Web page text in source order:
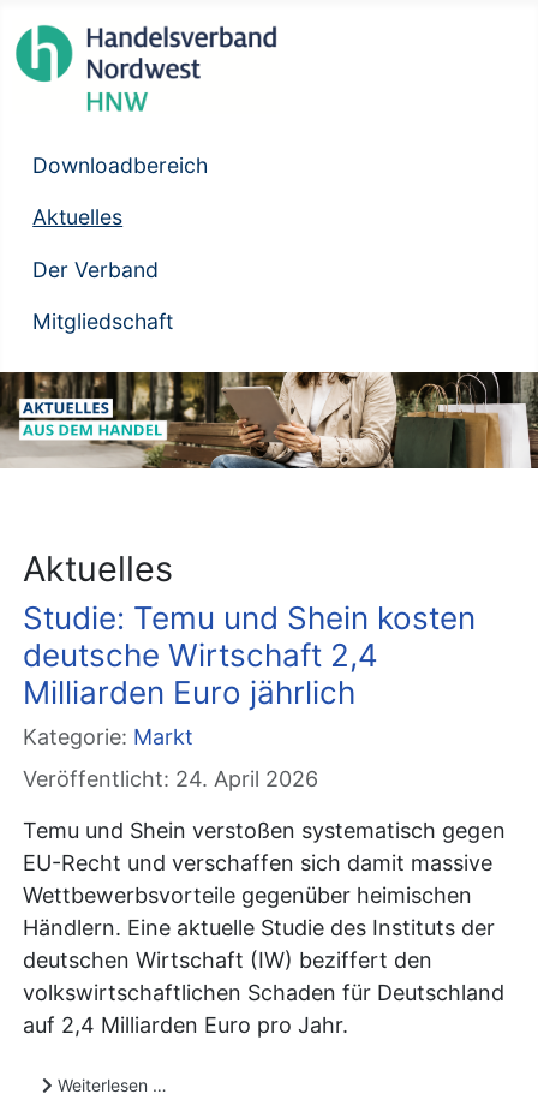
Downloadbereich
Aktuelles
Der Verband
Mitgliedschaft
Aktuelles
Studie: Temu und Shein kosten
deutsche Wirtschaft 2,4
Milliarden Euro jährlich
Kategorie: Markt
Veröffentlicht: 24. April 2026
Temu und Shein verstoßen systematisch gegen
EU-Recht und verschaffen sich damit massive
Wettbewerbsvorteile gegenüber heimischen
Händlern. Eine aktuelle Studie des Instituts der
deutschen Wirtschaft (IW) beziffert den
volkswirtschaftlichen Schaden für Deutschland
auf 2,4 Milliarden Euro pro Jahr.
Weiterlesen …